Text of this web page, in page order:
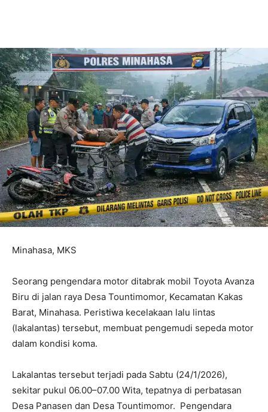
Minahasa, MKS
Seorang pengendara motor ditabrak mobil Toyota Avanza
Biru di jalan raya Desa Tountimomor, Kecamatan Kakas
Barat, Minahasa. Peristiwa kecelakaan lalu lintas
(lakalantas) tersebut, membuat pengemudi sepeda motor
dalam kondisi koma.
Lakalantas tersebut terjadi pada Sabtu (24/1/2026),
sekitar pukul 06.00–07.00 Wita, tepatnya di perbatasan
Desa Panasen dan Desa Tountimomor. Pengendara